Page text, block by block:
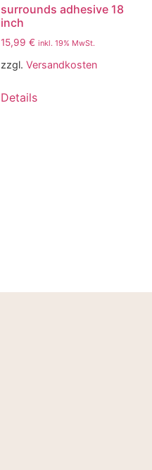
surrounds adhesive 18
inch
15,99 € inkl. 19% MwSt.
zzgl. Versandkosten
Details